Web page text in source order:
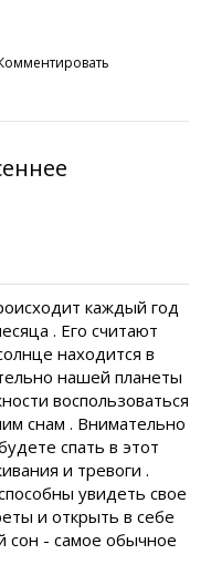
каждый год
. Его считают
находится в
нашей планеты
воспользоваться
снам . Внимательно
спать в этот
и тревоги .
увидеть свое
и открыть в себе
сон - самое обычное